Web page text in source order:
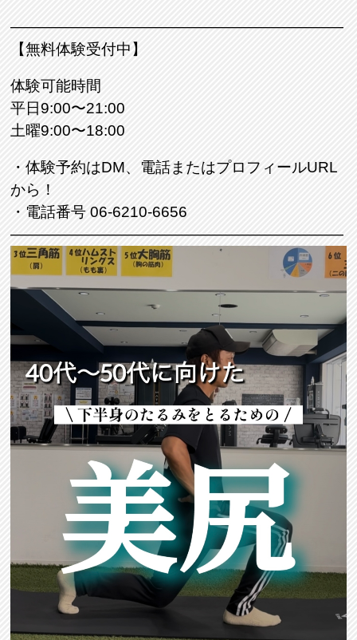
――――――――――――――――――――――
【無料体験受付中】
体験可能時間
平日9:00〜21:00
土曜9:00〜18:00
・体験予約はDM、電話またはプロフィールURL
から！
・電話番号 06-6210-6656
――――――――――――――――――――――